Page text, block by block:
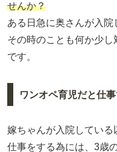
せんか？
ある日急に奥さんが入院
その時のことも何か少
です。
ワンオペ育児だと仕
嫁ちゃんが入院している
仕事をする為には、3歳